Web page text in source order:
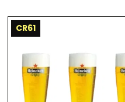
CR61